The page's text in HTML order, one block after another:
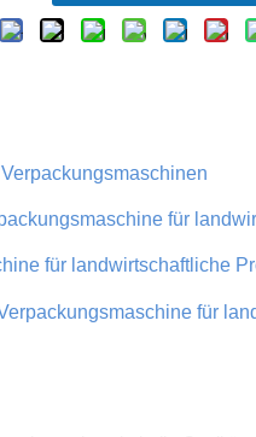
für
für landwirtschaftliche
für